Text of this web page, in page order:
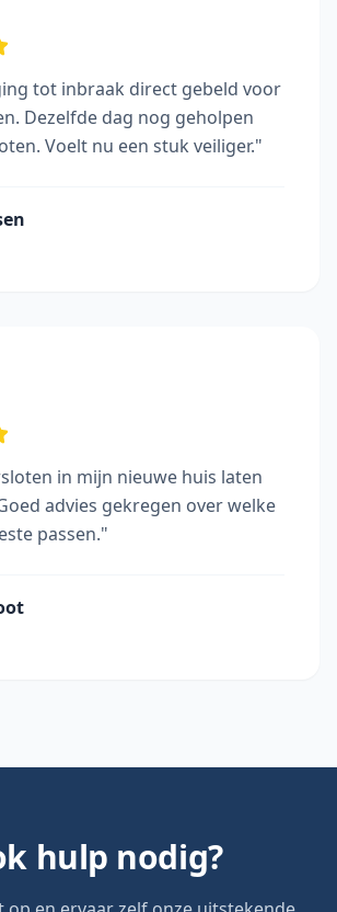
tot inbraak direct gebeld voor
Dezelfde dag nog geholpen
Voelt nu een stuk veiliger."
in mijn nieuwe huis laten
advies gekregen over welke
passen."
hulp nodig?